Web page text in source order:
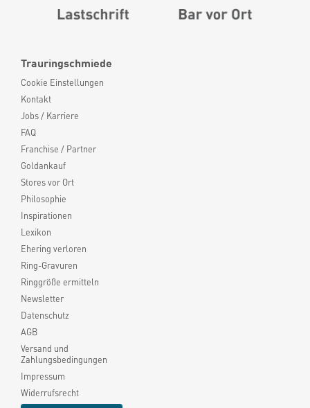
Trauringschmiede
Cookie Einstellungen
Kontakt
Jobs / Karriere
FAQ
Franchise / Partner
Goldankauf
Stores vor Ort
Philosophie
Inspirationen
Lexikon
Ehering verloren
Ring-Gravuren
Ringgröße ermitteln
Newsletter
Datenschutz
AGB
Versand und
Zahlungsbedingungen
Impressum
Widerrufsrecht